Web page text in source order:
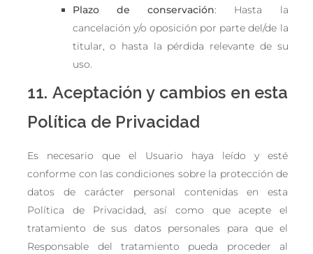
Plazo de conservación: Hasta la
cancelación y/o oposición por parte del/de la
titular, o hasta la pérdida relevante de su
uso.
11. Aceptación y cambios en esta
Política de Privacidad
Es necesario que el Usuario haya leído y esté
conforme con las condiciones sobre la protección de
datos de carácter personal contenidas en esta
Política de Privacidad, así como que acepte el
tratamiento de sus datos personales para que el
Responsable del tratamiento pueda proceder al